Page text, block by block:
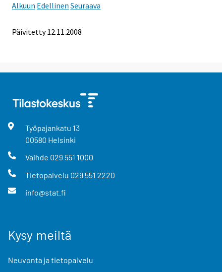
Alkuun Edellinen Seuraava
Päivitetty12.11.2008
Työpajankatu 13
00580 Helsinki
Vaihde 029 551 1000
Tietopalvelu 029 551 2220
info@stat.fi
Kysy meiltä
Neuvonta ja tietopalvelu